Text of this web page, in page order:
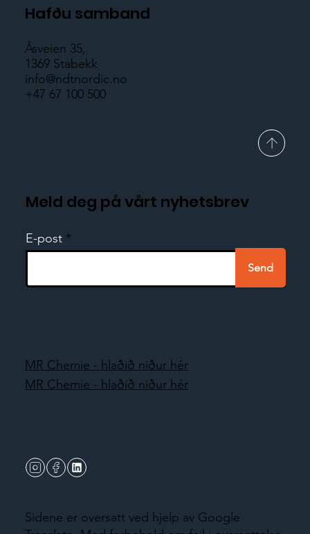
Hafðu samband
Åsveien 35,
1369 Stabekk
info@ndtnordic.no
+47 67 100 500
Meld deg på vårt nyhetsbrev
E-post
Send
Sidene er oversatt ved hjelp av Google
MR Chemie - hlaðið niður hér
MR Chemie - hlaðið niður hér